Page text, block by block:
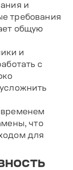
и
требования
общую
и
с
временем
что
для